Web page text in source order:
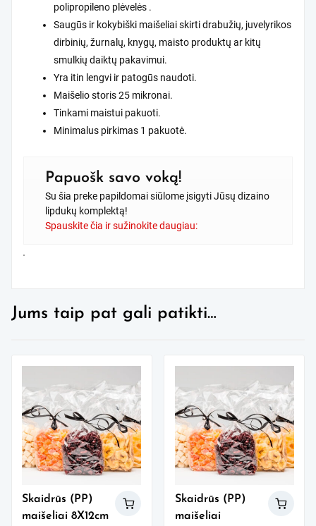
polipropileno plėvelės .
Saugūs ir kokybiški maišeliai skirti drabužių, juvelyrikos
dirbinių, žurnalų, knygų, maisto produktų ar kitų
smulkių daiktų pakavimui.
Yra itin lengvi ir patogūs naudoti.
Maišelio storis 25 mikronai.
Tinkami maistui pakuoti.
Minimalus pirkimas 1 pakuotė.
Papuošk savo voką!
Su šia preke papildomai siūlome įsigyti Jūsų dizaino
lipdukų komplektą!
Spauskite čia ir sužinokite daugiau:
Jums taip pat gali patikti…
Skaidrūs (PP)
maišeliai 8X12cm
Skaidrūs (PP)
maišeliai